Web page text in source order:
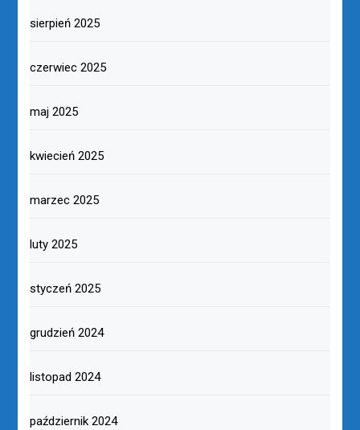
sierpień 2025
czerwiec 2025
maj 2025
kwiecień 2025
marzec 2025
luty 2025
styczeń 2025
grudzień 2024
listopad 2024
październik 2024